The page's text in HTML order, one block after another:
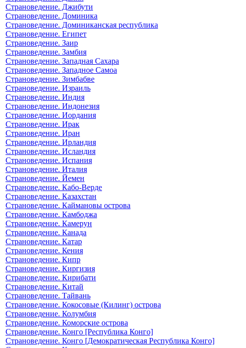
Страноведение. Джибути
Страноведение. Доминика
Страноведение. Доминиканская республика
Страноведение. Египет
Страноведение. Заир
Страноведение. Замбия
Страноведение. Западная Сахара
Страноведение. Западное Самоа
Страноведение. Зимбабве
Страноведение. Израиль
Страноведение. Индия
Страноведение. Индонезия
Страноведение. Иордания
Страноведение. Ирак
Страноведение. Иран
Страноведение. Ирландия
Страноведение. Исландия
Страноведение. Испания
Страноведение. Италия
Страноведение. Йемен
Страноведение. Кабо-Верде
Страноведение. Казахстан
Страноведение. Каймановы острова
Страноведение. Камбоджа
Страноведение. Камерун
Страноведение. Канада
Страноведение. Катар
Страноведение. Кения
Страноведение. Кипр
Страноведение. Киргизия
Страноведение. Кирибати
Страноведение. Китай
Страноведение. Тайвань
Страноведение. Кокосовые (Килинг) острова
Страноведение. Колумбия
Страноведение. Коморские острова
Страноведение. Конго [Республика Конго]
Страноведение. Конго [Демократическая Республика Конго]